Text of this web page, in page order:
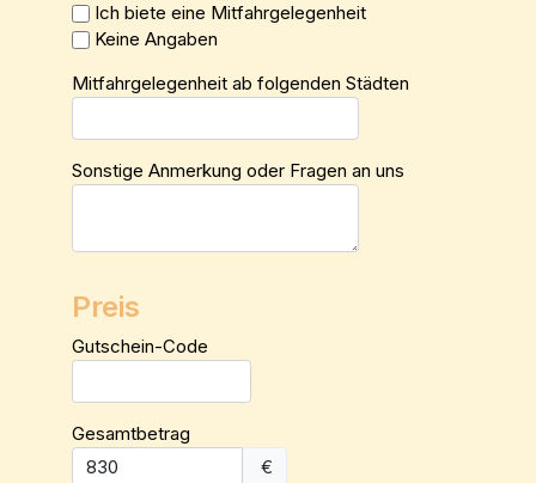
Ich biete eine Mitfahrgelegenheit
Keine Angaben
Mitfahrgelegenheit ab folgenden Städten
Sonstige Anmerkung oder Fragen an uns
Preis
Gutschein-Code
Gesamtbetrag
€